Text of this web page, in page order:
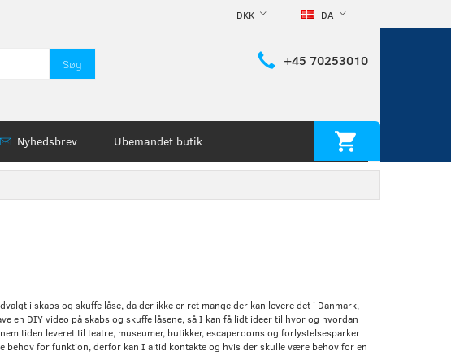
DA
DKK
Søg +45 70253010
Nyhedsbrev Ubemandet butik
i skabs og skuffe låse, da der ikke er ret mange der kan levere det i Danmark,
en DIY video på skabs og skuffe låsene, så I kan få lidt ideer til hvor og hvordan
tiden leveret til teatre, museumer, butikker, escaperooms og forlystelsesparker
behov for funktion, derfor kan I altid kontakte og hvis der skulle være behov for en